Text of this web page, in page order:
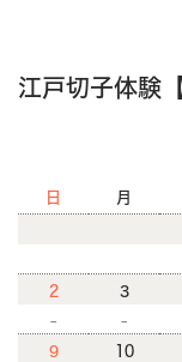
江戸切子体験
日 月
2
-
3
-
9 10